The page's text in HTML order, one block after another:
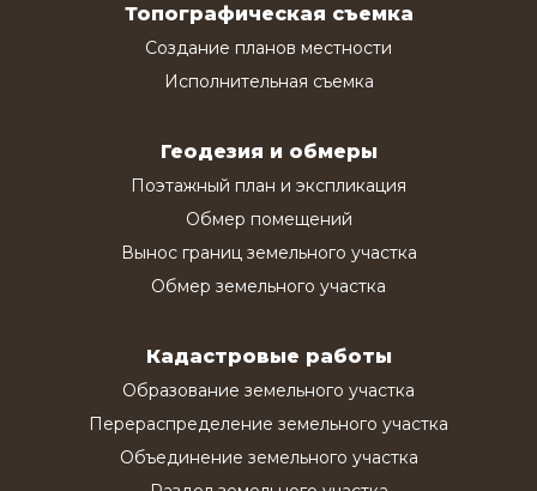
Топографическая съемка
Создание планов местности
Исполнительная съемка
Геодезия и обмеры
Поэтажный план и экспликация
Обмер помещений
Вынос границ земельного участка
Обмер земельного участка
Кадастровые работы
Образование земельного участка
Перераспределение земельного участка
Объединение земельного участка